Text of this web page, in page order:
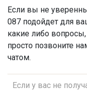
Если вы не
087 подойдет для
какие либо
просто позвоните
чатом.
Если у вас не